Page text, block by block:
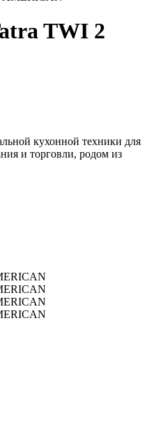
TWI 2
кухонной техники для
и торговли, родом из